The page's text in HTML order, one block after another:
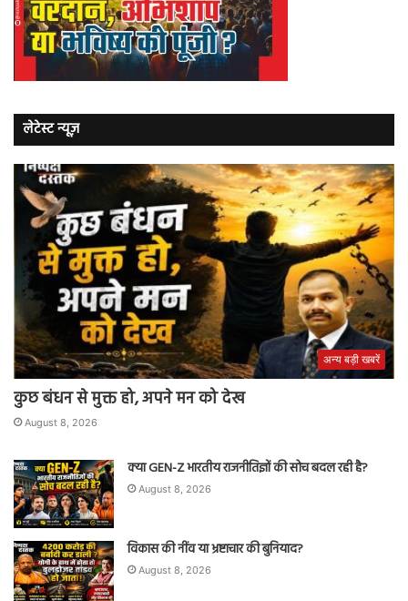
लेटेस्ट न्यूज़
अन्य बड़ी खबरें
कुछ बंधन से मुक्त हो, अपने मन को देख
August 8, 2026
क्या GEN-Z भारतीय राजनीतिज्ञों की सोच बदल रही है?
August 8, 2026
विकास की नींव या भ्रष्टाचार की बुनियाद?
August 8, 2026